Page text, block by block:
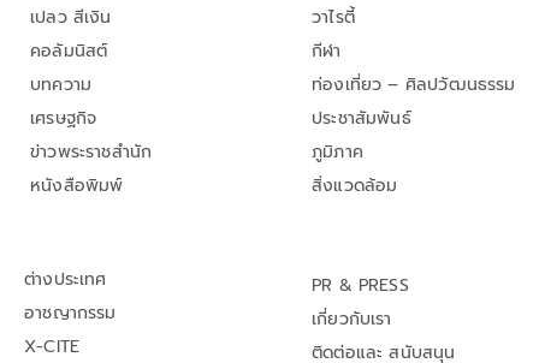
เปลว สีเงิน
คอลัมนิสต์
บทความ
เศรษฐกิจ
ข่าวพระราชสำนัก
หนังสือพิมพ์
วาไรตี้
กีฬา
ท่องเที่ยว – ศิลปวัฒนธรรม
ประชาสัมพันธ์
ภูมิภาค
สิ่งแวดล้อม
ต่างประเทศ
อาชญากรรม
X-CITE
PR & PRESS
เกี่ยวกับเรา
ติดต่อและ สนับสนุน